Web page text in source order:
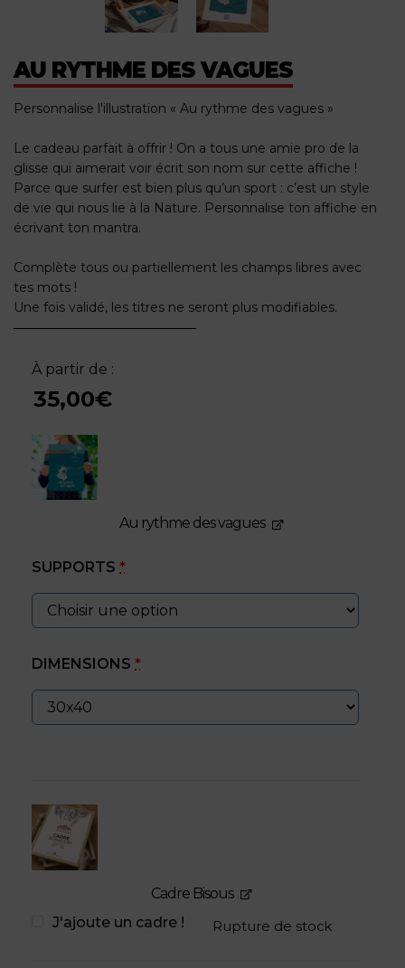
AU RYTHME DES VAGUES
Personnalise l'illustration « Au rythme des vagues »
Le cadeau parfait à offrir ! On a tous une amie pro de la
glisse qui aimerait voir écrit son nom sur cette affiche !
Parce que surfer est bien plus qu’un sport : c’est un style
de vie qui nous lie à la Nature. Personnalise ton affiche en
écrivant ton mantra.
Complète tous ou partiellement les champs libres avec
tes mots !
Une fois validé, les titres ne seront plus modifiables.
À partir de :
35,00€
Au rythme des vagues
SUPPORTS*
DIMENSIONS*
Cadre Bisous
J'ajoute un cadre !
Rupture de stock